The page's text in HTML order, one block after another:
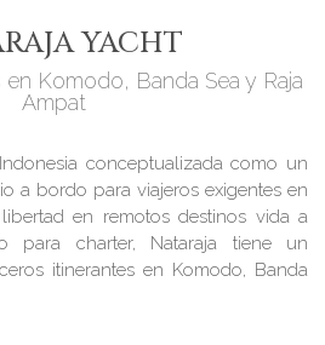
YACHT
Komodo, Banda Sea y Raja
Ampat
conceptualizada como un
a bordo para viajeros exigentes en
en remotos destinos vida a
para charter, Nataraja tiene un
itinerantes en Komodo, Banda